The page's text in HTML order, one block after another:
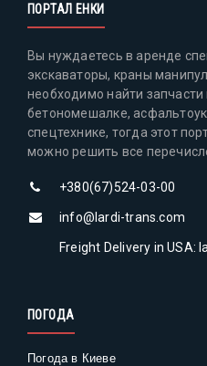
ПОРТАЛ ЕНКИ
Вы нуждаетесь в аренде
экскаваторы, краны
необходимо найти запчасти
бетономешалке,
спецтехнике, тогда этот
можно решить все
+380(67)524-03-00
info@lardi-trans.com
Freight Delivery in USA:
ПОГОДА
Погода в Киеве